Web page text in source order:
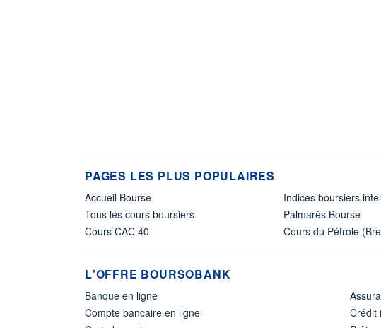
PAGES LES PLUS POPULAIRES
Accueil Bourse
Tous les cours boursiers
Cours CAC 40
Indices boursiers
Palmarès Bourse
Cours du Pétrole
L'OFFRE BOURSOBANK
Banque en ligne
Compte bancaire en ligne
Crédit